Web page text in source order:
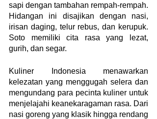
sapi dengan tambahan rempah-rempah.
Hidangan ini disajikan dengan nasi,
irisan daging, telur rebus, dan kerupuk.
Soto memiliki cita rasa yang lezat,
gurih, dan segar.
Kuliner Indonesia menawarkan
kelezatan yang menggugah selera dan
mengundang para pecinta kuliner untuk
menjelajahi keanekaragaman rasa. Dari
nasi goreng yang klasik hingga rendang